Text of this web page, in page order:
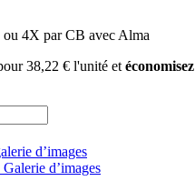
ou 4X par CB avec Alma
38,22 € l'unité et économisez
d’images
d’images